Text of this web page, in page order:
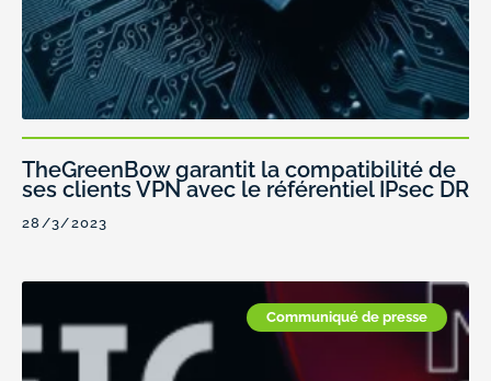
TheGreenBow garantit la compatibilité de
ses clients VPN avec le référentiel IPsec DR
28/3/2023
Communiqué de presse